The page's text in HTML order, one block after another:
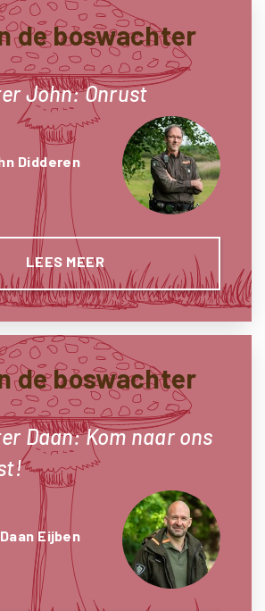
de boswachter
John: Onrust
Didderen
LEES MEER
de boswachter
Daan: Kom naar ons
Daan Eijben